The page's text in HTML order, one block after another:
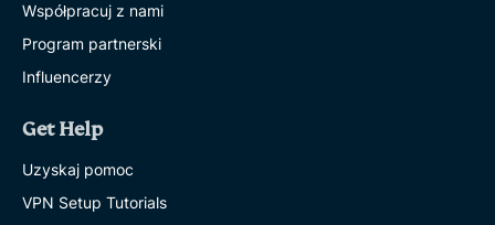
Współpracuj z nami
Program partnerski
Influencerzy
Get Help
Uzyskaj pomoc
VPN Setup Tutorials